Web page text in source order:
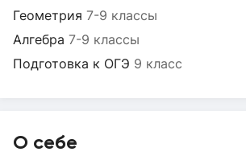
Геометрия 7-9 классы
Алгебра 7-9 классы
Подготовка к ОГЭ 9 класс
О себе